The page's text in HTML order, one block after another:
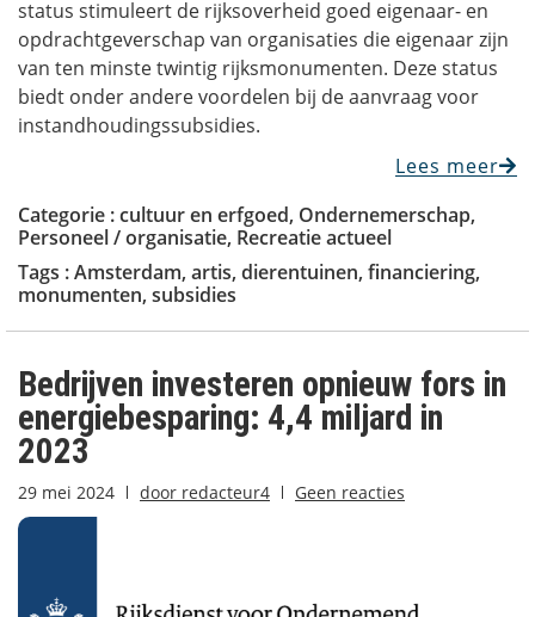
status stimuleert de rijksoverheid goed eigenaar- en
opdrachtgeverschap van organisaties die eigenaar zijn
van ten minste twintig rijksmonumenten. Deze status
biedt onder andere voordelen bij de aanvraag voor
instandhoudingssubsidies.
Lees meer
Categorie :cultuur en erfgoed, Ondernemerschap,
Personeel / organisatie, Recreatie actueel
Tags :Amsterdam, artis, dierentuinen, financiering,
monumenten, subsidies
Bedrijven investeren opnieuw fors in
energiebesparing: 4,4 miljard in
2023
29 mei 2024 door redacteur4 Geen reacties